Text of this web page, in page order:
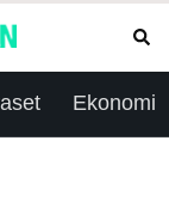
Ekonomi